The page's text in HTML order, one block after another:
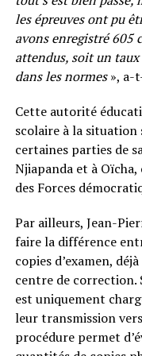
les épreuves ont pu
avons enregistré 605
attendus, soit un taux
dans les normes», a-
Cette autorité
scolaire à la
certaines parties de
Njiapanda et à Oïcha,
des Forces
Par ailleurs, Jean-
faire la différence
copies d’examen,
centre de correction.
est uniquement
leur transmission
procédure permet